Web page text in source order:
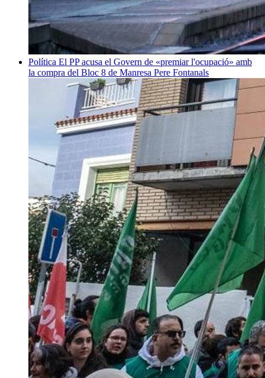
Política El PP acusa el Govern de «premiar l'ocupació» amb
la compra del Bloc 8 de Manresa Pere Fontanals